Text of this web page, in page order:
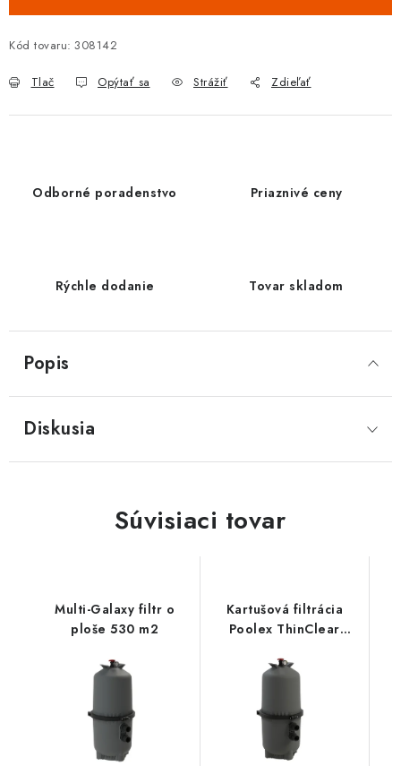
Kód tovaru: 308142
Tlač Opýtať sa Strážiť Zdieľať
Odborné poradenstvo Priaznivé ceny
Rýchle dodanie Tovar skladom
Popis
Diskusia
Súvisiaci tovar
Multi-Galaxy filtr o
ploše 530 m2
Kartušová filtrácia
Poolex ThinClear